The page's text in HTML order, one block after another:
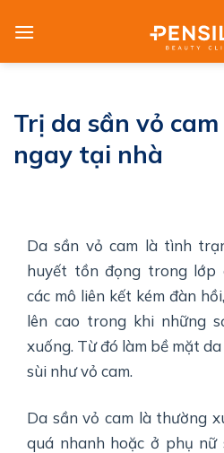
Trị da sần vỏ
ngay tại nhà
Da sần vỏ cam là tình
huyết tồn đọng trong lớp
các mô liên kết kém đàn
lên cao trong khi những
xuống. Từ đó làm bề mặt
sùi như vỏ cam.
Da sần vỏ cam là thường
quá nhanh hoặc ở phụ nữ